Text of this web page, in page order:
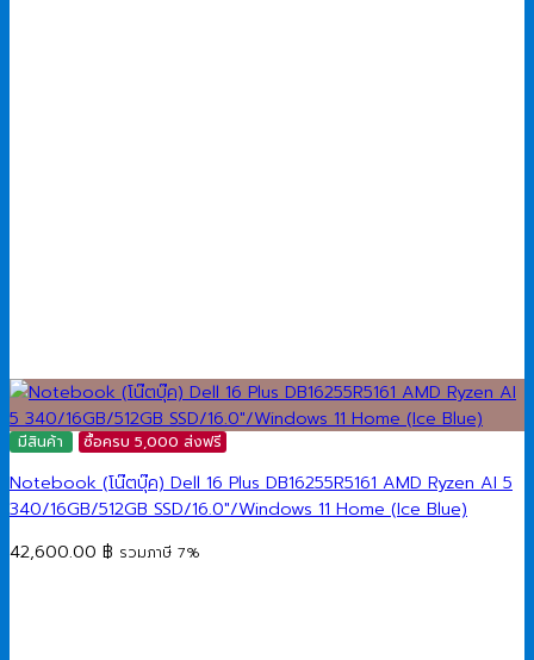
มีสินค้า ซื้อครบ 5,000 ส่งฟรี
Notebook (โน๊ตบุ๊ค) Dell 16 Plus DB16255R5161 AMD Ryzen AI 5
340/16GB/512GB SSD/16.0″/Windows 11 Home (Ice Blue)
42,600.00 ฿ รวมภาษี 7%